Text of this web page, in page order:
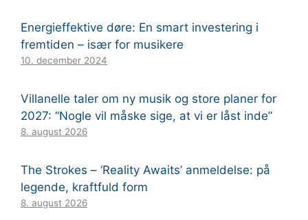
Energieffektive døre: En smart investering i
fremtiden – især for musikere
10. december 2024
Villanelle taler om ny musik og store planer for
2027: “Nogle vil måske sige, at vi er låst inde”
8. august 2026
The Strokes – ‘Reality Awaits’ anmeldelse: på
legende, kraftfuld form
8. august 2026